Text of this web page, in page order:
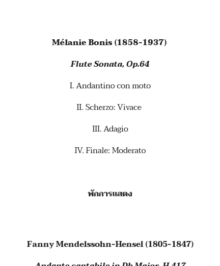
Mélanie Bonis (1858-1937)
Flute Sonata, Op.64
I. Andantino con moto
II. Scherzo: Vivace
III. Adagio
IV. Finale: Moderato
พักการแสดง
Fanny Mendelssohn-Hensel (1805-1847)